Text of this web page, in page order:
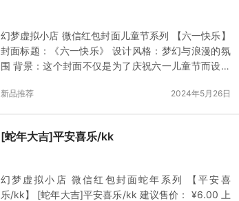
幻梦虚拟小店 微信红包封面儿童节系列 【六一快乐】
封面标题：《六一快乐》 设计风格：梦幻与浪漫的氛
围 背景：这个封面不仅是为了庆祝六一儿童节而设计
希望通过这个封面，向孩子们传递出我们对他们的关
时，我们也希望这个封面能够成为孩子们童年记忆中
系列] 六一快乐 建议售…
新品推荐 2024年5月26日
[蛇年大吉]平安喜乐/kk
幻梦虚拟小店 微信红包封面蛇年系列 【平安喜
乐/kk】 [蛇年大吉]平安喜乐/kk 建议售价： ¥6.00 上